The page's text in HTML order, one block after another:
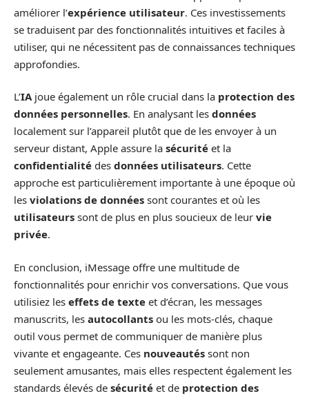
améliorer l’expérience utilisateur. Ces investissements
se traduisent par des fonctionnalités intuitives et faciles à
utiliser, qui ne nécessitent pas de connaissances techniques
approfondies.
L’IAjoue également un rôle crucial dans la protection des
données personnelles. En analysant les données
localement sur l’appareil plutôt que de les envoyer à un
serveur distant, Apple assure la sécurité et la
confidentialité des données utilisateurs. Cette
approche est particulièrement importante à une époque où
les violations de données sont courantes et où les
utilisateurs sont de plus en plus soucieux de leur vie
privée.
En conclusion, iMessage offre une multitude de
fonctionnalités pour enrichir vos conversations. Que vous
utilisiez les effets de texte et d’écran, les messages
manuscrits, les autocollants ou les mots-clés, chaque
outil vous permet de communiquer de manière plus
vivante et engageante. Ces nouveautés sont non
seulement amusantes, mais elles respectent également les
standards élevés de sécurité et de protection des